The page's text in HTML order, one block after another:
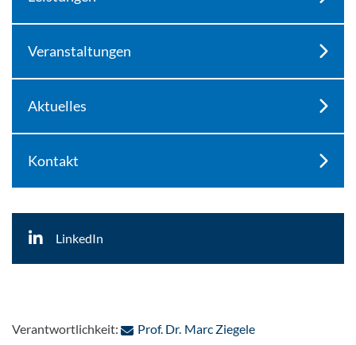
Veranstaltungen
Aktuelles
Kontakt
LinkedIn
Verantwortlichkeit: Prof. Dr. Marc Ziegele: Per E-Mail